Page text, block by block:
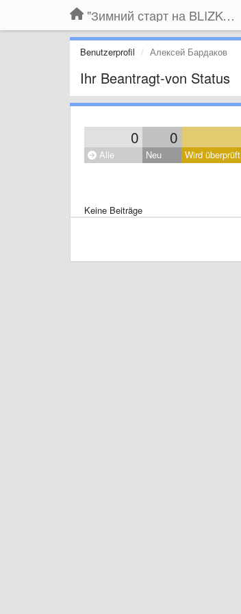
"Зимний старт на BLIZKO.ru". Конкурс компаний
Benutzerprofil Алексей Бардаков
Ihr Beantragt-von Status
0 0
Alle Neu Wird überprüft
Keine Beiträge